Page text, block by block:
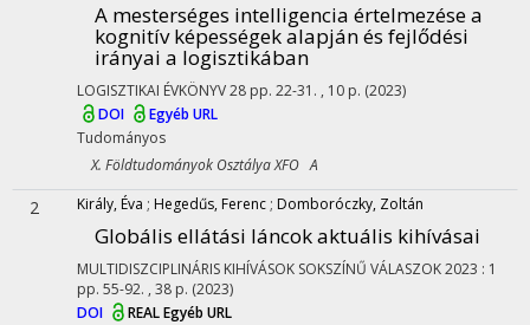
A mesterséges intelligencia értelmezése a
kognitív képességek alapján és fejlődési
irányai a logisztikában
LOGISZTIKAI ÉVKÖNYV28 pp. 22-31. , 10 p. (2023)
DOI
Egyéb URL
Tudományos
X. Földtudományok Osztálya XFO A
2 Király, Éva ; Hegedűs, Ferenc ; Domboróczky, Zoltán
Globális ellátási láncok aktuális kihívásai
MULTIDISZCIPLINÁRIS KIHÍVÁSOK SOKSZÍNŰ VÁLASZOK2023 : 1
pp. 55-92. , 38 p. (2023)
DOI
REALEgyéb URL